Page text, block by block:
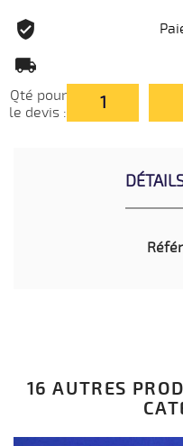
Qté pour
le devis :
16 AUTRES